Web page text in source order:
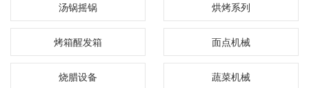
汤锅摇锅 烘烤系列
烤箱醒发箱 面点机械
烧腊设备 蔬菜机械